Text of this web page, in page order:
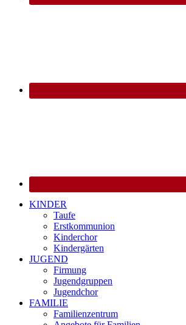
KINDER
Taufe
Erstkommunion
Kinderchor
Kindergärten
JUGEND
Firmung
Jugendgruppen
Jugendchor
FAMILIE
Familienzentrum